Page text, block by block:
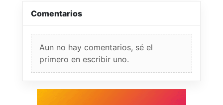
Comentarios
Aun no hay comentarios, sé el
primero en escribir uno.